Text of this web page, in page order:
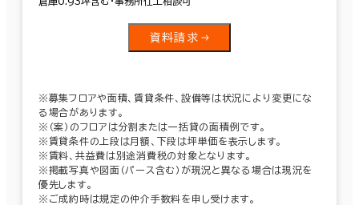
資料請求
※募集フロアや面積、賃貸条件、設備等は状況により変更にな
る場合があります。
※（案）のフロアは分割または一括貸の面積例です。
※賃貸条件の上段は月額、下段は坪単価を表示します。
※賃料、共益費は別途消費税の対象となります。
※掲載写真や図面（パース含む）が現況と異なる場合は現況を
優先します。
※ご成約時は規定の仲介手数料を申し受けます。